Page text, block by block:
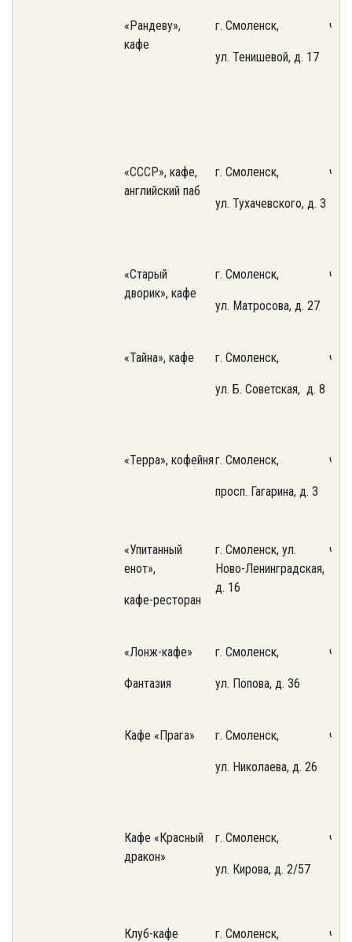
«Рандеву»,
кафе
г. Смоленск,
ул. Тенишевой, д. 17
«СССР», кафе,
английский паб
г. Смоленск,
ул. Тухачевского, д. 3
«Старый
дворик», кафе
г. Смоленск,
ул. Матросова, д. 27
«Тайна», кафе г. Смоленск,
ул. Б. Советская, д. 8
«Терра», кофейняг. Смоленск,
просп. Гагарина, д. 3
«Упитанный
енот»,
кафе-ресторан
г. Смоленск, ул.
Ново-Ленинградская,
д. 16
«Лонж-кафе»
Фантазия
г. Смоленск,
ул. Попова, д. 36
Кафе «Прага» г. Смоленск,
ул. Николаева, д. 26
Кафе «Красный
дракон»
г. Смоленск,
ул. Кирова, д. 2/57
Клуб-кафе г. Смоленск,